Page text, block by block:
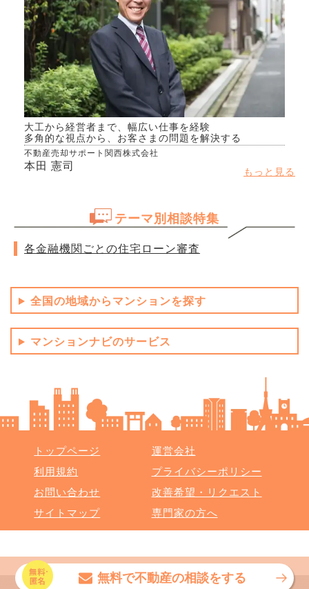
大工から経営者まで、幅広い仕事を経験
多角的な視点から、お客さまの問題を解決する
不動産売却サポート関西株式会社
本田 憲司 もっと見る
テーマ別相談特集
各金融機関ごとの住宅ローン審査
無料で不動産の相談をする
全国の地域からマンションを探す
マンションナビのサービス
トップページ
運営会社
利用規約
プライバシーポリシー
お問い合わせ
改善希望・リクエスト
サイトマップ
専門家の方へ